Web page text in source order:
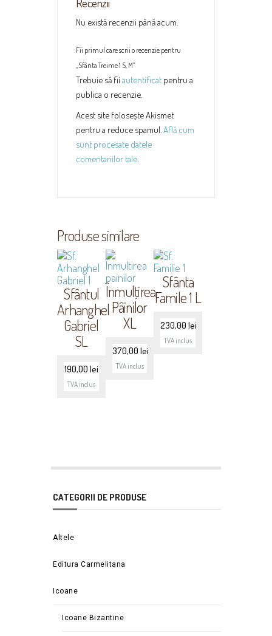
Nu există recenzii până acum.
Fii primul care scrii o recenzie pentru
„Sfânta Treime 1 S, M”
Trebuie să fii autentificat pentru a
publica o recenzie.
Acest site folosește Akismet
pentru a reduce spamul.Află cum
sunt procesate datele
comentariilor tale.
Produse similare
Sfântul
Arhanghel
Gabriel
SL
190,00 lei
TVA inclus
Înmulţirea
Pâinilor
XL
370,00 lei
TVA inclus
Sfânta
Famile 1 L
230,00lei
TVA inclus
CATEGORII DE PRODUSE
Altele
Editura Carmelitana
Icoane
Icoane Bizantine